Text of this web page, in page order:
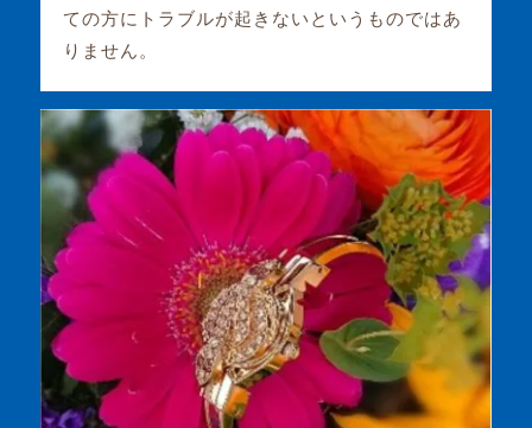
ての方にトラブルが起きないというものではあ
りません。